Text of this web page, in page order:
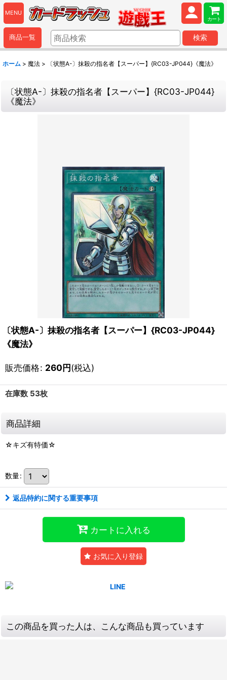
MENU
カート
商品一覧 検索
ホーム > 魔法 > 〔状態A-〕抹殺の指名者【スーパー】{RC03-JP044}《魔法》
〔状態A-〕抹殺の指名者【スーパー】{RC03-JP044}
《魔法》
〔状態A-〕抹殺の指名者【スーパー】{RC03-JP044}
《魔法》
販売価格: 260円(税込)
在庫数 53枚
商品詳細
☆キズ有特価☆
数量:
返品特約に関する重要事項
カートに入れる
お気に入り登録
この商品を買った人は、こんな商品も買っています